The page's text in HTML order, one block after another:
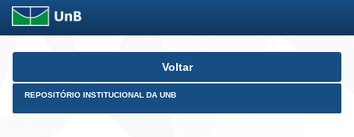
Skip
Voltar
REPOSITÓRIO INSTITUCIONAL DA UNB